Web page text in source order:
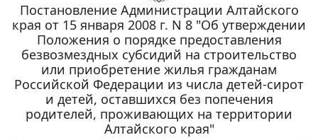
Постановление Администрации Алтайского
края от 15 января 2008 г. N 8 "Об утверждении
Положения о порядке предоставления
безвозмездных субсидий на строительство
или приобретение жилья гражданам
Российской Федерации из числа детей-сирот
и детей, оставшихся без попечения
родителей, проживающих на территории
Алтайского края"